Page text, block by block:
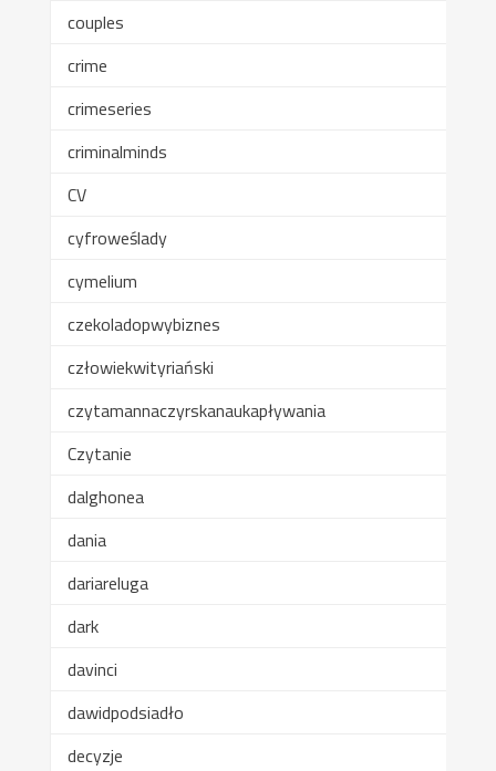
couples
crime
crimeseries
criminalminds
CV
cyfroweślady
cymelium
czekoladopwybiznes
człowiekwityriański
czytamannaczyrskanaukapływania
Czytanie
dalghonea
dania
dariareluga
dark
davinci
dawidpodsiadło
decyzje